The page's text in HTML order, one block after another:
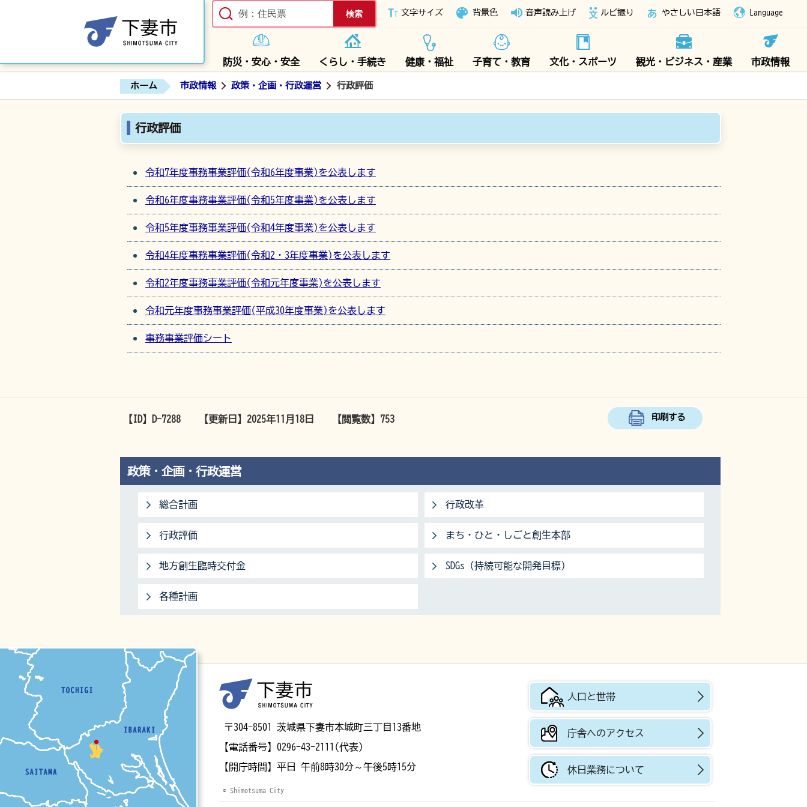
下妻市ホームページ
文字サイズ 背景色 音声読み上げ ルビ振り やさしい日本語 Language
防災・安心・安全 くらし・手続き 健康・福祉 子育て・教育 文化・スポーツ 観光・ビジネス・産業 市政情報
ホーム 市政情報 政策・企画・行政運営 行政評価
行政評価
令和7年度事務事業評価(令和6年度事業)を公表します
令和6年度事務事業評価(令和5年度事業)を公表します
令和5年度事務事業評価(令和4年度事業)を公表します
令和4年度事務事業評価(令和2・3年度事業)を公表します
令和2年度事務事業評価(令和元年度事業)を公表します
令和元年度事務事業評価(平成30年度事業)を公表します
事務事業評価シート
【ID】 D-7288 【更新日】 2025年11月18日 【閲覧数】 753 印刷する
政策・企画・行政運営
総合計画 行政改革
行政評価 まち・ひと・しごと創生本部
地方創生臨時交付金 SDGs（持続可能な開発目標）
各種計画
〒304-8501 茨城県下妻市本城町三丁目13番地
【電話番号】 0296-43-2111(代表)
【開庁時間】 平日 午前8時30分～午後5時15分
© Shimotsuma City
人口と世帯
庁舎へのアクセス
休日業務について